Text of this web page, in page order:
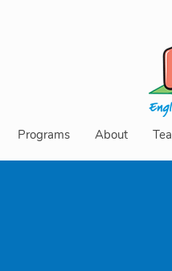
Programs About